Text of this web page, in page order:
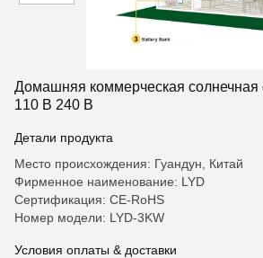
Домашняя коммерческая солнечная
110 В 240 В
Детали продукта
Место происхождения: Гуандун, Китай
Фирменное наименование: LYD
Сертификация: CE-RoHS
Номер модели: LYD-3KW
Условия оплаты & доставки